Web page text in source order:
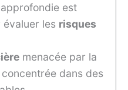
approfondie est
évaluer les risques
menacée par la
dans des